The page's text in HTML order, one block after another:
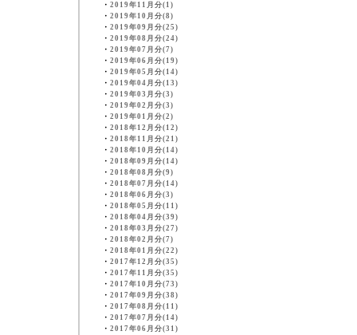
・ 2019年11月分(1)
・ 2019年10月分(8)
・ 2019年09月分(25)
・ 2019年08月分(24)
・ 2019年07月分(7)
・ 2019年06月分(19)
・ 2019年05月分(14)
・ 2019年04月分(13)
・ 2019年03月分(3)
・ 2019年02月分(3)
・ 2019年01月分(2)
・ 2018年12月分(12)
・ 2018年11月分(21)
・ 2018年10月分(14)
・ 2018年09月分(14)
・ 2018年08月分(9)
・ 2018年07月分(14)
・ 2018年06月分(3)
・ 2018年05月分(11)
・ 2018年04月分(39)
・ 2018年03月分(27)
・ 2018年02月分(7)
・ 2018年01月分(22)
・ 2017年12月分(35)
・ 2017年11月分(35)
・ 2017年10月分(73)
・ 2017年09月分(38)
・ 2017年08月分(11)
・ 2017年07月分(14)
・ 2017年06月分(31)